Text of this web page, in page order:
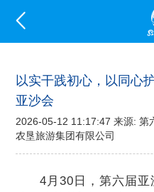
以实干践初心，以同心
亚沙会
2026-05-12 11:17:47 来源: 第
农垦旅游集团有限公司
4月30日，第六届